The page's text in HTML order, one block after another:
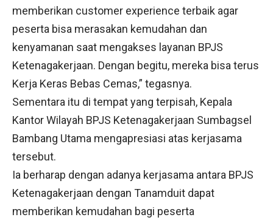
memberikan customer experience terbaik agar
peserta bisa merasakan kemudahan dan
kenyamanan saat mengakses layanan BPJS
Ketenagakerjaan. Dengan begitu, mereka bisa terus
Kerja Keras Bebas Cemas,” tegasnya.
Sementara itu di tempat yang terpisah, Kepala
Kantor Wilayah BPJS Ketenagakerjaan Sumbagsel
Bambang Utama mengapresiasi atas kerjasama
tersebut.
Ia berharap dengan adanya kerjasama antara BPJS
Ketenagakerjaan dengan Tanamduit dapat
memberikan kemudahan bagi peserta